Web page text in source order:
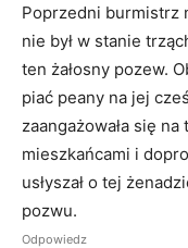
Poprzedni burmistrz
nie był w stanie
ten żałosny pozew.
piać peany na jej
zaangażowała się
mieszkańcami i
usłyszał o tej
pozwu.
Odpowiedz